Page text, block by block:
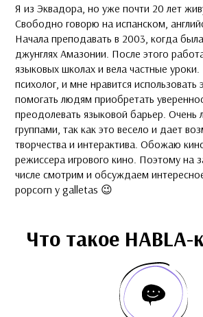
Я из Эквадора, но уже почти 20 лет
Свободно говорю на испанском,
Начала преподавать в 2003, когда
джунглях Амазонии. После этого
языковых школах и вела частные
психолог, и мне нравится использовать
помогать людям приобретать
преодолевать языковой барьер. Очень
группами, так как это весело и дает
творчества и интерактива. Обожаю
режиссера игрового кино. Поэтому на
числе смотрим и обсуждаем
popcorn y galletas 😉
Что такое HABLA-